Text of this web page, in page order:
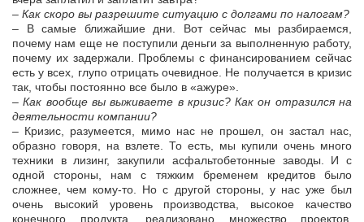
– Как скоро вы разрешите ситуацию с долгами по налогам?
– В самые ближайшие дни. Вот сейчас мы разбираемся,
почему нам еще не поступили деньги за выполненную работу,
почему их задержали. Проблемы с финансированием сейчас
есть у всех, глупо отрицать очевидное. Не получается в кризис
так, чтобы постоянно все было в «ажуре».
– Как вообще вы выживаете в кризис? Как он отразился на
деятельности компании?
– Кризис, разумеется, мимо нас не прошел, он застал нас,
образно говоря, на взлете. То есть, мы купили очень много
техники в лизинг, закупили асфальтобетонные заводы. И с
одной стороны, нам с тяжким бременем кредитов было
сложнее, чем кому-то. Но с другой стороны, у нас уже был
очень высокий уровень производства, высокое качество
конечного продукта, реализовано множество проектов,